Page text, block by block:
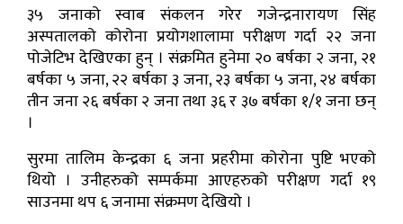
३५ जनाको स्वाब संकलन गरेर गजेन्द्रनारायण सिंह
अस्पतालको कोरोना प्रयोगशालामा परीक्षण गर्दा २२ जना
पोजेटिभ देखिएका हुन् । संक्रमित हुनेमा २० बर्षका २ जना, २१
बर्षका ५ जना, २२ बर्षका ३ जना, २३ बर्षका ५ जना, २४ बर्षका
तीन जना २६ बर्षका २ जना तथा ३६ र ३७ बर्षका १/१ जना छन्
।
सुरमा तालिम केन्द्रका ६ जना प्रहरीमा कोरोना पुष्टि भएको
थियो । उनीहरुको सम्पर्कमा आएहरुको परीक्षण गर्दा १९
साउनमा थप ६ जनामा संक्रमण देखियो ।